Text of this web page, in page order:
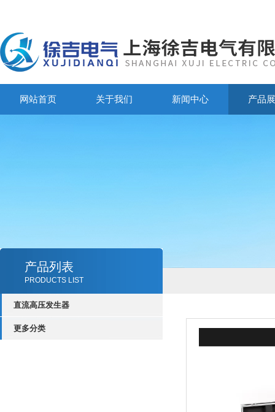
网站首页 关于我们 新闻中心 产品
产品列表
PRODUCTS LIST
直流高压发生器
更多分类